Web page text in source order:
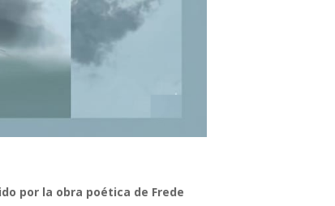
por la obra poética de Frede